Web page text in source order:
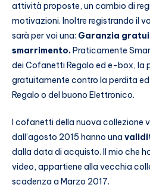
attività proposte, un cambio di
motivazioni. Inoltre registrando il
sarà per voi una: Garanzia
smarrimento.Praticamente
dei Cofanetti Regalo ed e-box, la
gratuitamente contro la perdita ed
Regalo o del buono Elettronico.
I cofanetti della nuova collezione
dall’agosto 2015 hanno una
dalla data di acquisto. Il mio che
video, appartiene alla vecchia
scadenza a Marzo 2017.